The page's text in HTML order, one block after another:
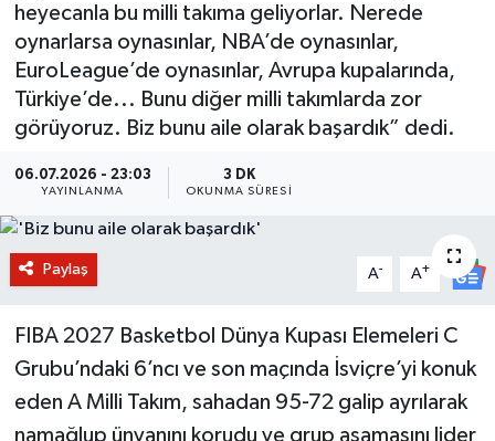
heyecanla bu milli takıma geliyorlar. Nerede
oynarlarsa oynasınlar, NBA’de oynasınlar,
EuroLeague’de oynasınlar, Avrupa kupalarında,
Türkiye’de... Bunu diğer milli takımlarda zor
görüyoruz. Biz bunu aile olarak başardık” dedi.
06.07.2026 - 23:03
YAYINLANMA
3 DK
OKUNMA SÜRESI
Paylaş A- A+
FIBA 2027 Basketbol Dünya Kupası Elemeleri C
Grubu’ndaki 6’ncı ve son maçında İsviçre’yi konuk
eden A Milli Takım, sahadan 95-72 galip ayrılarak
namağlup ünvanını korudu ve grup aşamasını lider
KÜLTÜR SANAT
SAĞLIK
BİLİM VE TEKNOLOJİ
OTOMOBİL
KURUMSAL
Haber Arşivi